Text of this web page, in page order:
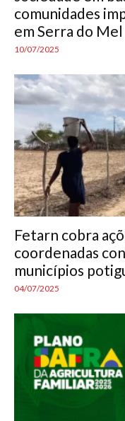
comunidades
em Serra do Mel
10/07/2025
Fetarn cobra
coordenadas
municípios
04/07/2025